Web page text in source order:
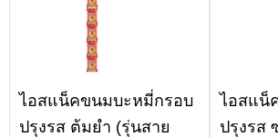
ไอสแน็คขนมบะหมี่กรอบ
ปรุงรส ต้มยำ (รุ่นสาย
ไอสแน็
ปรุงรส